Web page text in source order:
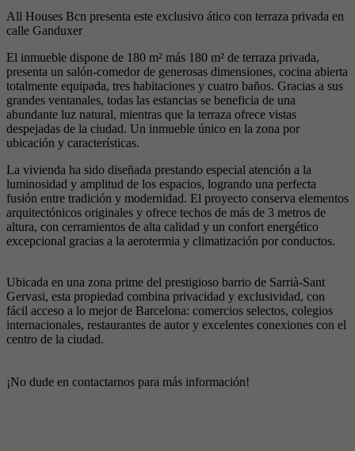
All Houses Bcn presenta este exclusivo ático con terraza privada en
calle Ganduxer
El inmueble dispone de 180 m² más 180 m² de terraza privada,
presenta un salón-comedor de generosas dimensiones, cocina abierta
totalmente equipada, tres habitaciones y cuatro baños. Gracias a sus
grandes ventanales, todas las estancias se beneficia de una
abundante luz natural, mientras que la terraza ofrece vistas
despejadas de la ciudad. Un inmueble único en la zona por
ubicación y características.
La vivienda ha sido diseñada prestando especial atención a la
luminosidad y amplitud de los espacios, logrando una perfecta
fusión entre tradición y modernidad. El proyecto conserva elementos
arquitectónicos originales y ofrece techos de más de 3 metros de
altura, con cerramientos de alta calidad y un confort energético
excepcional gracias a la aerotermia y climatización por conductos.
Ubicada en una zona prime del prestigioso barrio de Sarrià-Sant
Gervasi, esta propiedad combina privacidad y exclusividad, con
fácil acceso a lo mejor de Barcelona: comercios selectos, colegios
internacionales, restaurantes de autor y excelentes conexiones con el
centro de la ciudad.
¡No dude en contactarnos para más información!